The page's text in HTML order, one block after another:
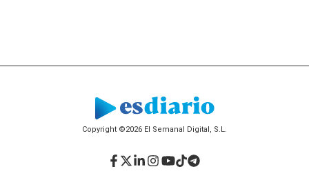
Copyright ©2026 El Semanal Digital, S.L.
Facebook
Twitter
LinkedIn
Instagram
YouTube
TikTok
Telegram